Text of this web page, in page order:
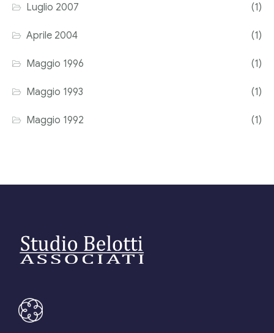
Luglio 2007 (1)
Aprile 2004 (1)
Maggio 1996 (1)
Maggio 1993 (1)
Maggio 1992 (1)